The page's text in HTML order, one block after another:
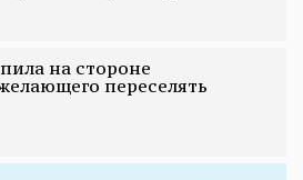
на стороне
переселять